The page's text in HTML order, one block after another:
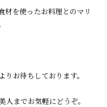
材を使ったお料理とのマリ
お待ちしております。
までお気軽にどうぞ。